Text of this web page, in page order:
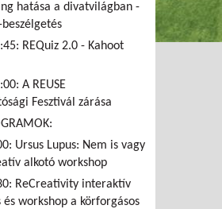
hatása a divatvilágban -
REQuiz 2.0 - Kahoot
A REUSE
Fesztivál zárása
Ursus Lupus: Nem is vagy
alkotó workshop
ReCreativity interaktív
és workshop a körforgásos